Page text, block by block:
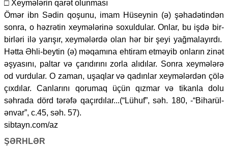
□ Xeymələrin qarət olunması
Ömər ibn Sədin qoşunu, imam Hüseynin (ə) şəhadətindən
sonra, o həzrətin xeymələrinə soxuldular. Onlar, bu işdə bir-
birləri ilə yarışır, xeymələrdə olan hər bir şeyi yağmalayırdı.
Hətta Əhli-beytin (ə) məqamına ehtiram etməyib onların zinət
əşyasını, paltar və çarıdırını zorla alıdılar. Sonra xeymələrə
od vurdular. O zaman, uşaqlar və qadınlar xeymələrdən çölə
çıxdılar. Canlarını qorumaq üçün qızmar və tikanla dolu
səhrada dörd tərəfə qaçırdılar...(“Lühuf”, səh. 180, -“Biharül-
ənvar”, c.45, səh. 57).
sibtayn.com/az
ŞƏRHLƏR